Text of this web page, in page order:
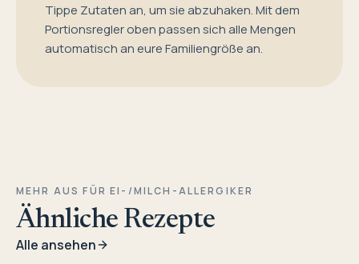
Tippe Zutaten an, um sie abzuhaken. Mit dem
Portionsregler oben passen sich alle Mengen
automatisch an eure Familiengröße an.
MEHR AUS FÜR EI-/MILCH-ALLERGIKER
Ähnliche Rezepte
Alle ansehen